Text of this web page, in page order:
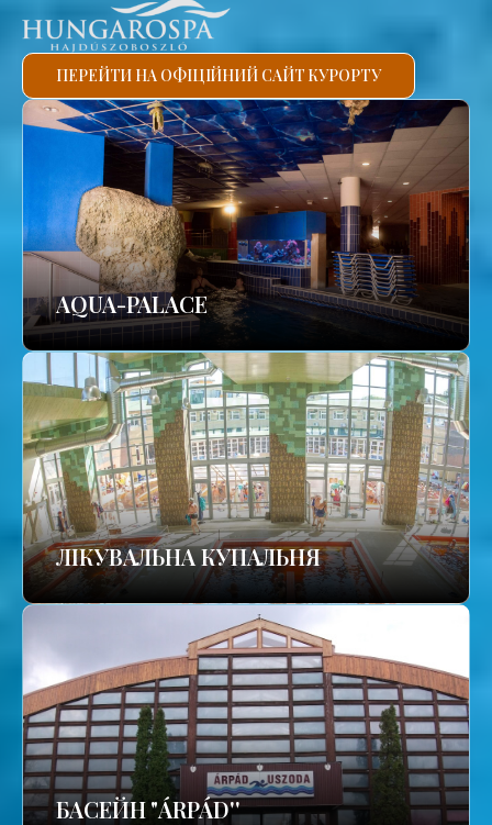
ПЕРЕЙТИ НА ОФІЦІЙНИЙ САЙТ КУРОРТУ
AQUA-PALACE
ЛІКУВАЛЬНА КУПАЛЬНЯ
БАСЕЙН "ÁRPÁD''